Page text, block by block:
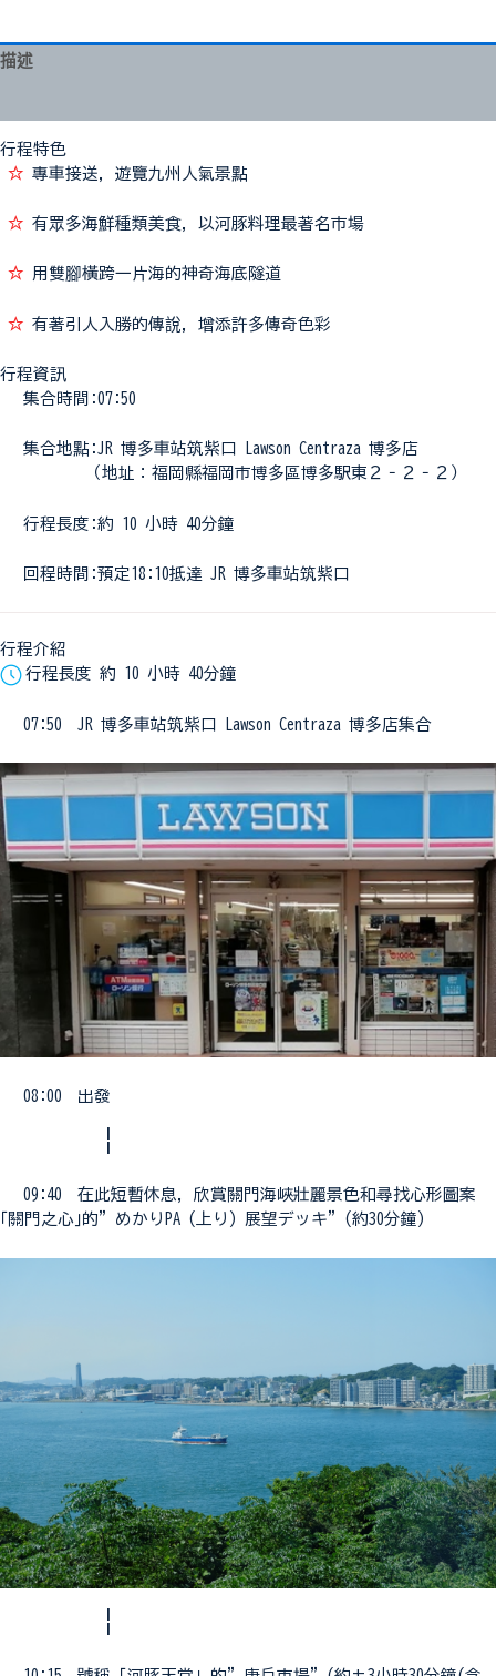
描述
行程特色
☆ 專車接送，遊覽九州人氣景點
☆ 有眾多海鮮種類美食，以河豚料理最著名市場
☆ 用雙腳橫跨一片海的神奇海底隧道
☆ 有著引人入勝的傳說，增添許多傳奇色彩
行程資訊
集合時間:07:50
集合地點:JR 博多車站筑紫口 Lawson Centraza 博多店
（地址：福岡縣福岡市博多區博多駅東２‐２‐２）
行程長度:約 10 小時 40分鐘
回程時間:預定18:10抵達 JR 博多車站筑紫口
行程介紹
行程長度 約 10 小時 40分鐘
07:50 JR 博多車站筑紫口 Lawson Centraza 博多店集合
08:00 出發
¦
09:40 在此短暫休息，欣賞關門海峽壯麗景色和尋找心形圖案
｢關門之心｣的”めかりPA (上り) 展望デッキ”(約30分鐘)
¦